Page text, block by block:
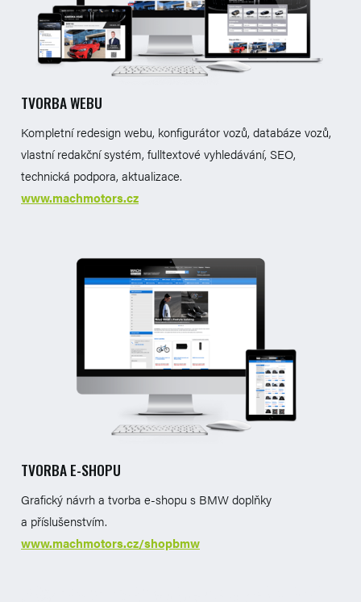
TVORBA WEBU
Kompletní redesign webu, konfigurátor vozů, databáze vozů,
vlastní redakční systém, fulltextové vyhledávání, SEO,
technická podpora, aktualizace.
www.machmotors.cz
TVORBA E-SHOPU
Grafický návrh a tvorba e-shopu s BMW doplňky
a příslušenstvím.
www.machmotors.cz/shopbmw